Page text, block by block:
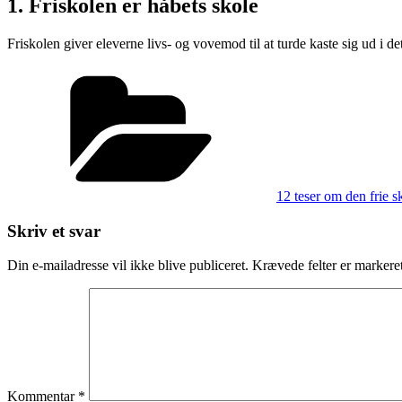
1. Friskolen er håbets skole
Friskolen giver eleverne livs- og vovemod til at turde kaste sig ud i
12 teser om den frie
Skriv et svar
Din e-mailadresse vil ikke blive publiceret. Krævede felter er
Kommentar *